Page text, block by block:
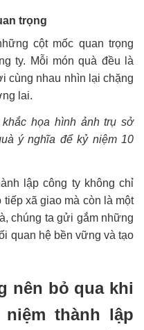
trọng
cột mốc quan trọng
ty. Mỗi món quà đều là
cùng nhau nhìn lại chặng
lai.
họa hình ảnh trụ sở
ý nghĩa để kỷ niệm 10
lập công ty không chỉ
xã giao mà còn là một
chúng ta gửi gắm những
quan hệ bền vững và tạo
nên bỏ qua khi
thành lập